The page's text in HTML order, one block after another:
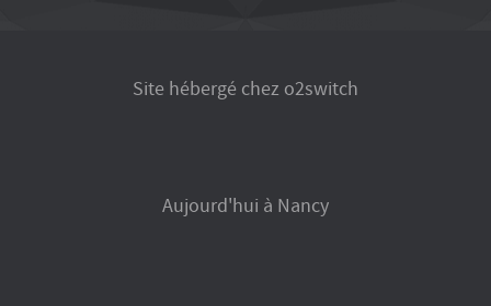
Site hébergé chez o2switch
Aujourd'hui à Nancy